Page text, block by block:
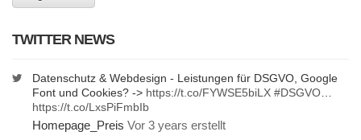
TWITTER NEWS
Datenschutz & Webdesign - Leistungen für DSGVO, Google
Font und Cookies? -> https://t.co/FYWSE5biLX #DSGVO
https://t.co/LxsPiFmbIb
Homepage_Preis Vor 3 years erstellt